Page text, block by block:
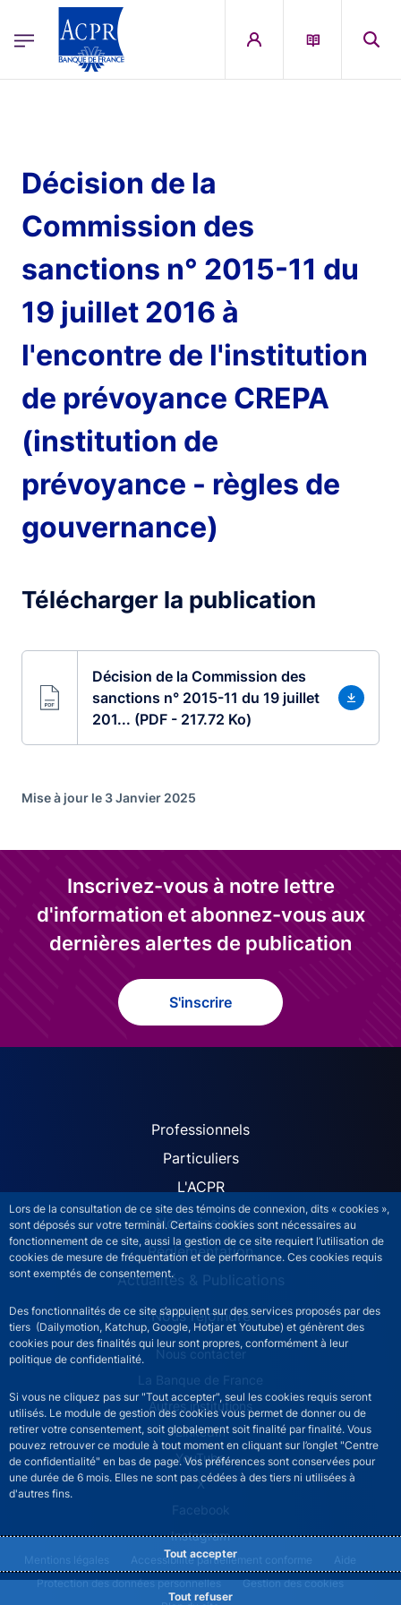
Lors de la consultation de ce site des témoins de connexion, dits « cookies »,
sont déposés sur votre terminal. Certains cookies sont nécessaires au
fonctionnement de ce site, aussi la gestion de ce site requiert l’utilisation de
cookies de mesure de fréquentation et de performance. Ces cookies requis
sont exemptés de consentement.
Des fonctionnalités de ce site s’appuient sur des services proposés par des
tiers (Dailymotion, Katchup, Google, Hotjar et Youtube) et génèrent des
cookies pour des finalités qui leur sont propres, conformément à leur
politique de confidentialité.
Si vous ne cliquez pas sur "Tout accepter", seul les cookies requis seront
utilisés. Le module de gestion des cookies vous permet de donner ou de
retirer votre consentement, soit globalement soit finalité par finalité. Vous
pouvez retrouver ce module à tout moment en cliquant sur l’onglet "Centre
de confidentialité" en bas de page. Vos préférences sont conservées pour
une durée de 6 mois. Elles ne sont pas cédées à des tiers ni utilisées à
d'autres fins.
Tout accepter
Tout refuser
ACPR Menu Principal (French)
Décision de la
Commission des
sanctions n° 2015-11 du
19 juillet 2016 à
l'encontre de l'institution
de prévoyance CREPA
(institution de
prévoyance - règles de
gouvernance)
Télécharger la publication
Décision de la Commission des
sanctions n° 2015-11 du 19 juillet
201... (PDF - 217.72 Ko)
Mise à jour le 3 Janvier 2025
Inscrivez-vous à notre lettre
d'information et abonnez-vous aux
dernières alertes de publication
S'inscrire
ACPR site navigation
Professionnels
Particuliers
L'ACPR
Nos missions
Réglementation
Actualités & Publications
Nous rejoindre
ACPR footer secondary menu (French)
Nous contacter
La Banque de France
Autres institutions
LinkedIn
YouTube
X
Facebook
Instagram
ACPR footer legal notice menu
Mentions légales Accessibilité partiellement conforme
Aide
Protection des données personnelles
Gestion des cookies